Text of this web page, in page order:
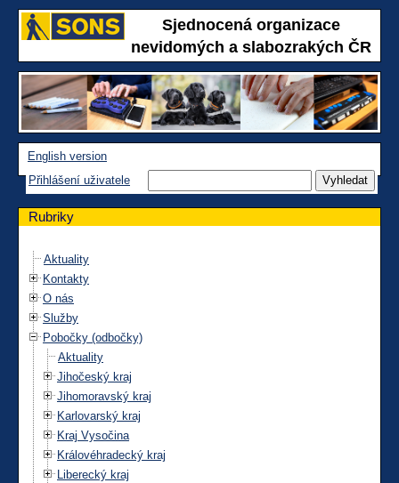
Sjednocená organizace
nevidomých a slabozrakých ČR
English version
Přihlášení uživatele
Rubriky
Aktuality
Kontakty
O nás
Služby
Pobočky (odbočky)
Aktuality
Jihočeský kraj
Jihomoravský kraj
Karlovarský kraj
Kraj Vysočina
Královéhradecký kraj
Liberecký kraj